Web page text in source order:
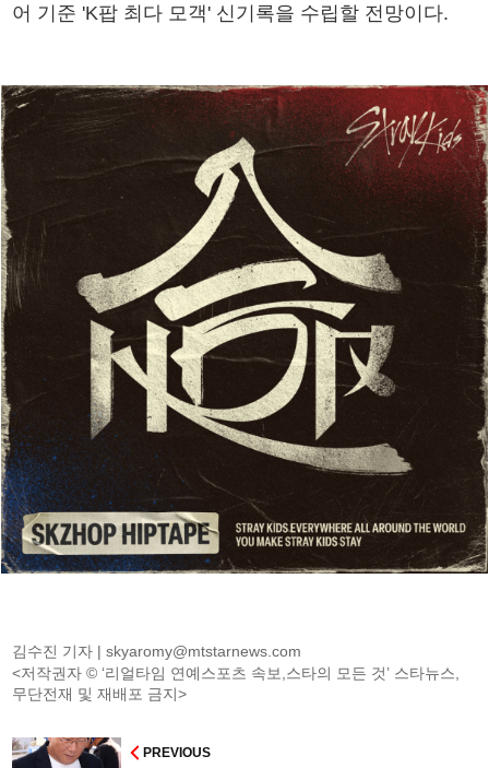
어 기준 'K팝 최다 모객' 신기록을 수립할 전망이다.
김수진 기자 |skyaromy@mtstarnews.com
<저작권자 © ‘리얼타임 연예스포츠 속보,스타의 모든 것’ 스타뉴스,
무단전재 및 재배포 금지>
PREVIOUS